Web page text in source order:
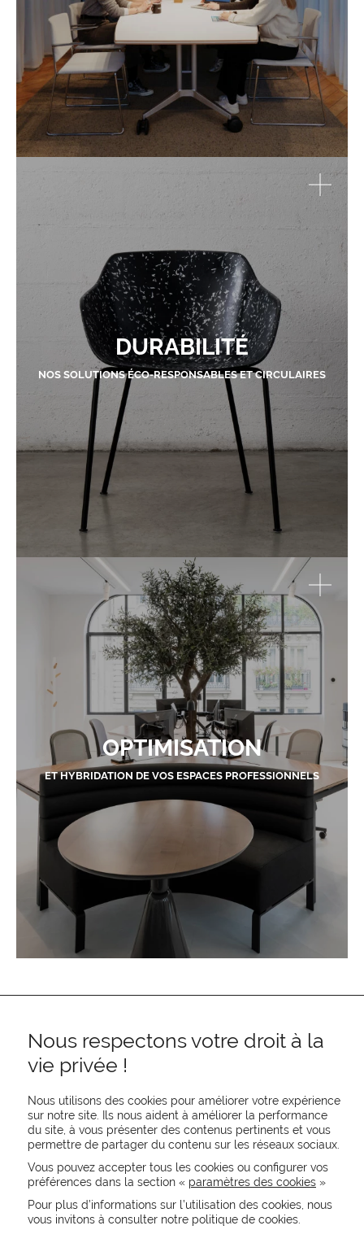
DURABILITÉ
NOS SOLUTIONS ÉCO-RESPONSABLES ET CIRCULAIRES
OPTIMISATION
ET HYBRIDATION DE VOS ESPACES PROFESSIONNELS
REJOIGNEZ-NOUS
CONTACTEZ-NOUS
NEWSLETTER
Nous respectons votre droit à la
vie privée !
Nous utilisons des cookies pour améliorer votre expérience
sur notre site. Ils nous aident à améliorer la performance
du site, à vous présenter des contenus pertinents et vous
permettre de partager du contenu sur les réseaux sociaux.
Vous pouvez accepter tous les cookies ou configurer vos
préférences dans la section « paramètres des cookies »
Pour plus d’informations sur l’utilisation des cookies, nous
vous invitons à consulter notre politique de cookies.